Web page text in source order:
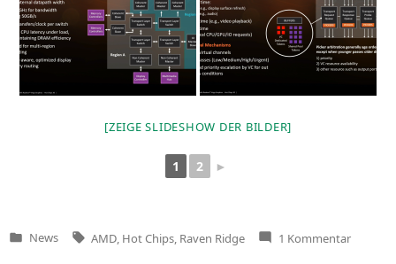
[ZEI­GE SLIDE­SHOW DER BILDER]
1 2 ►
Veröffentlicht
News Tags:
AMD Hot Chips Raven Ridge 1 Kommentarzu